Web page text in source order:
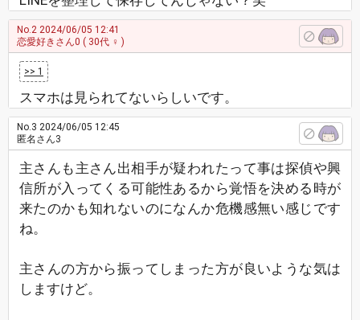
No.2 2024/06/05 12:41
恋愛好きさん0 ( 30代 ♀ )
>> 1
スマホは見られてないらしいです。
No.3 2024/06/05 12:45
匿名さん3
主さんも主さん出相手が疑われたって事は探偵や興
信所が入ってくる可能性あるから覚悟を決める時が
来たのかも知れないのになんか危機感無い感じです
ね。
主さんの方から振ってしまった方が良いような気は
しますけど。